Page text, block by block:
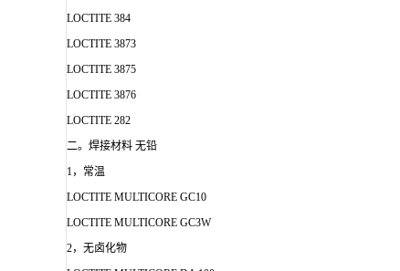
LOCTITE 384
LOCTITE 3873
LOCTITE 3875
LOCTITE 3876
LOCTITE 282
二。焊接材料 无铅
1，常温
LOCTITE MULTICORE GC10
LOCTITE MULTICORE GC3W
2，无卤化物